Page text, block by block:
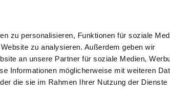
zu personalisieren, Funktionen für soziale
zu analysieren. Außerdem geben wir
an unsere Partner für soziale Medien,
Informationen möglicherweise mit weiteren
die sie im Rahmen Ihrer Nutzung der Dienste
Schulranzen
Über uns
Schulliste